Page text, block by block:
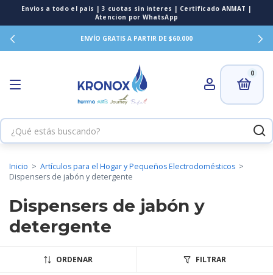
ENVÍO GRATIS A PARTIR DE $60.000
0
Inicio > Artículos para el Hogar y Pequeños Electrodomésticos >
Dispensers de jabón y detergente
Dispensers de jabón y
detergente
ORDENAR FILTRAR